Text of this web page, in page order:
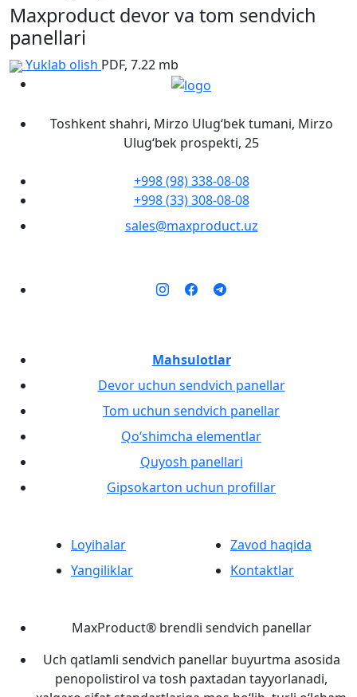
Maxproduct devor va tom sendvich
panellari
Yuklab olish PDF, 7.22 mb
Toshkent shahri, Mirzo Ulug‘bek tumani, Mirzo
Ulug‘bek prospekti, 25
+998 (98) 338-08-08
+998 (33) 308-08-08
sales@maxproduct.uz
Mahsulotlar
Devor uchun sendvich panellar
Tom uchun sendvich panellar
Qo‘shimcha elementlar
Quyosh panellari
Gipsokarton uchun profillar
Loyihalar
Yangiliklar
Zavod haqida
Kontaktlar
MaxProduct® brendli sendvich panellar
Uch qatlamli sendvich panellar buyurtma asosida
penopolistirol va tosh paxtadan tayyorlanadi,